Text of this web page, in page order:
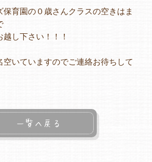
各保育園のご紹介
園・見学の問い合わせ
在園児保護者の方へ
保育園の０歳さんクラスの空きはま
し下さい！！！
空いていますのでご連絡お待ちして
一覧へ戻る